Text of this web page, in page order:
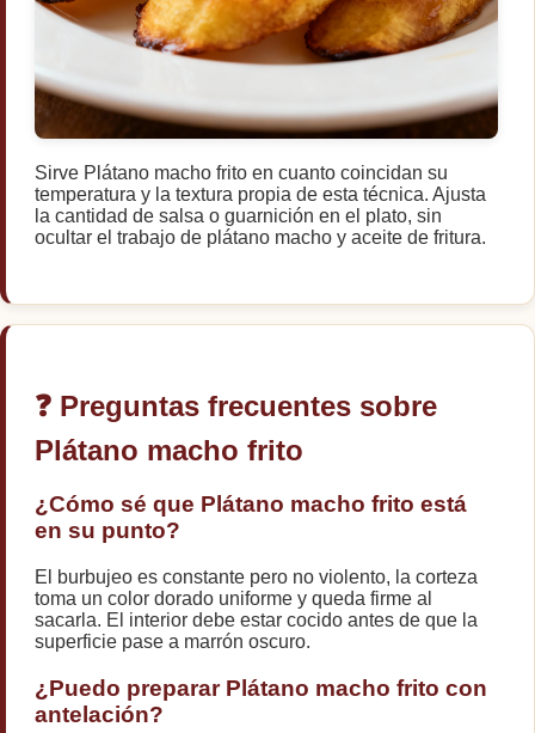
Sirve Plátano macho frito en cuanto coincidan su
temperatura y la textura propia de esta técnica. Ajusta
la cantidad de salsa o guarnición en el plato, sin
ocultar el trabajo de plátano macho y aceite de fritura.
❓ Preguntas frecuentes sobre
Plátano macho frito
¿Cómo sé que Plátano macho frito está
en su punto?
El burbujeo es constante pero no violento, la corteza
toma un color dorado uniforme y queda firme al
sacarla. El interior debe estar cocido antes de que la
superficie pase a marrón oscuro.
¿Puedo preparar Plátano macho frito con
antelación?